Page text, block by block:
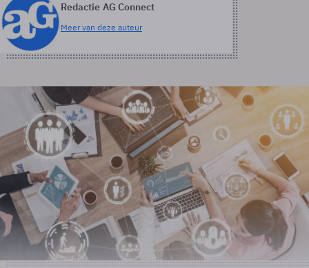
Redactie AG Connect
Meer van deze auteur